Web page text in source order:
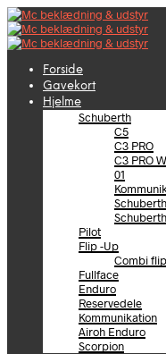
Forside
Gavekort
Hjelme
Schuberth
C5
C3 PRO
C3 PRO
01
Pilot
Flip -Up
Combi
Fullface
Enduro
Reservedele
Kommunikation
Airoh Enduro
Scorpion